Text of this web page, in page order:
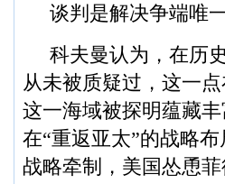
谈判是解决争端唯
科夫曼认为，在历
从未被质疑过，这一
这一海域被探明蕴藏
在“重返亚太”的战略
战略牵制，美国怂恿